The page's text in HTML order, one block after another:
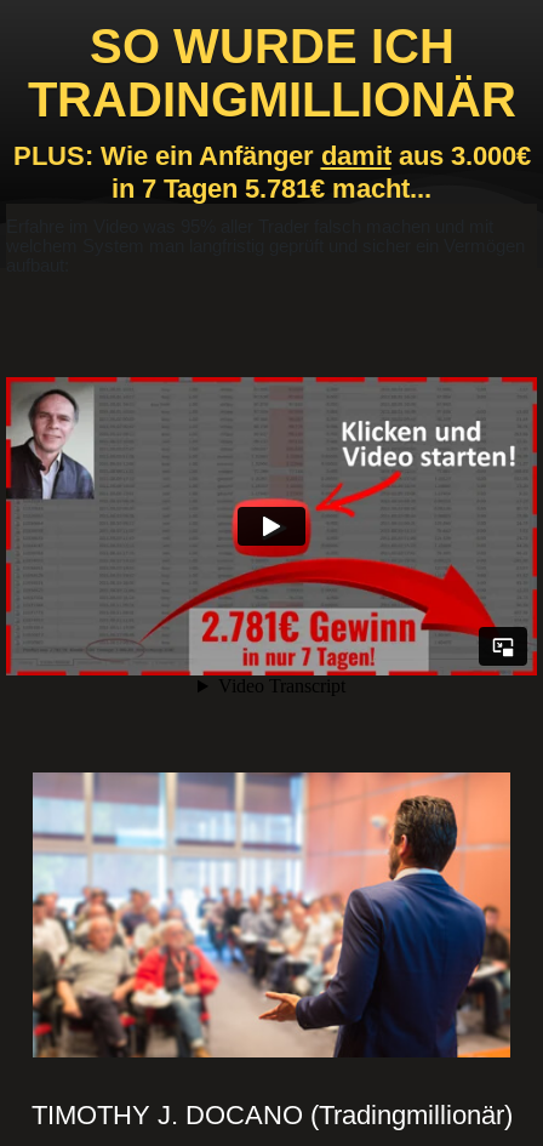
SO WURDE ICH
TRADINGMILLIONÄR
PLUS: Wie ein Anfänger damitaus 3.000€
in 7 Tagen 5.781€ macht...
TIMOTHY J. DOCANO (Tradingmillionär)